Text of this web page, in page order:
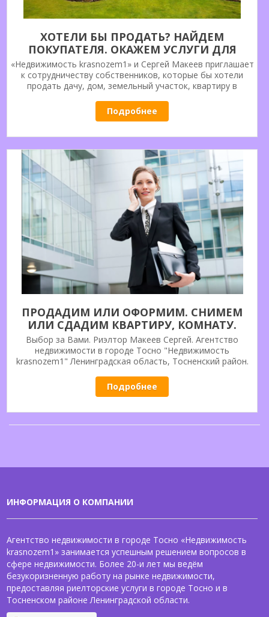
ХОТЕЛИ БЫ ПРОДАТЬ? НАЙДЕМ
ПОКУПАТЕЛЯ. ОКАЖЕМ УСЛУГИ ДЛЯ
ПРОДАЖИ ДАЧИ, ДОМА, КВАРТИРЫ,
ЗЕМЕЛЬНОГО УЧАСТКА.
«Недвижимость krasnozem1» и Сергей Макеев приглашает
к сотрудничеству собственников, которые бы хотели
продать дачу, дом, земельный участок, квартиру в
риэлторские услуги в сфере загородной и городской
недвижимости, все будет сделано правильно!! Более 20-и
Подробнее
ПРОДАДИМ ИЛИ ОФОРМИМ. СНИМЕМ
ИЛИ СДАДИМ КВАРТИРУ, КОМНАТУ.
РИЭЛТОРСКИЕ УСЛУГИ ПО ТОСНЕНСКОМУ
РАЙОНУ. «НЕДВИЖИМОСТЬ KRASNOZEM1»
Г. ТОСНО.
Выбор за Вами. Риэлтор Макеев Сергей. Агентство
недвижимости в городе Тосно "Недвижимость
krasnozem1" Ленинградская область, Тосненский район.
ИП за № 304471607700011. Решение вопросов в сфере
недвижимости, все будет сделано правильно. Более 20-ти
Подробнее
ИНФОРМАЦИЯ О КОМПАНИИ
Агентство недвижимости в городе Тосно «Недвижимость
krasnozem1» занимается успешным решением вопросов в
сфере недвижимости. Более 20-и лет мы ведём
безукоризненную работу на рынке недвижимости,
предоставляя риелторские услуги в городе Тосно и в
Тосненском районе Ленинградской области.